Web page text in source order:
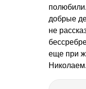
добрые
не
еще при
Николаем.